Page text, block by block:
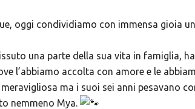
oggi condividiamo con immensa gioia
una parte della sua vita in famiglia,
l’abbiamo accolta con amore e le
ma i suoi sei anni pesavano
nemmeno Mya.